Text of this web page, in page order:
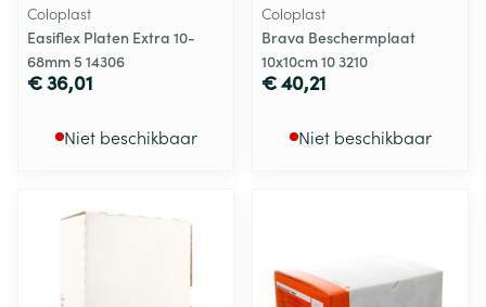
Coloplast
Easiflex Platen Extra 10-
68mm 5 14306
€ 36,01
Niet beschikbaar
Coloplast
Brava Beschermplaat
10x10cm 10 3210
€ 40,21
Niet beschikbaar